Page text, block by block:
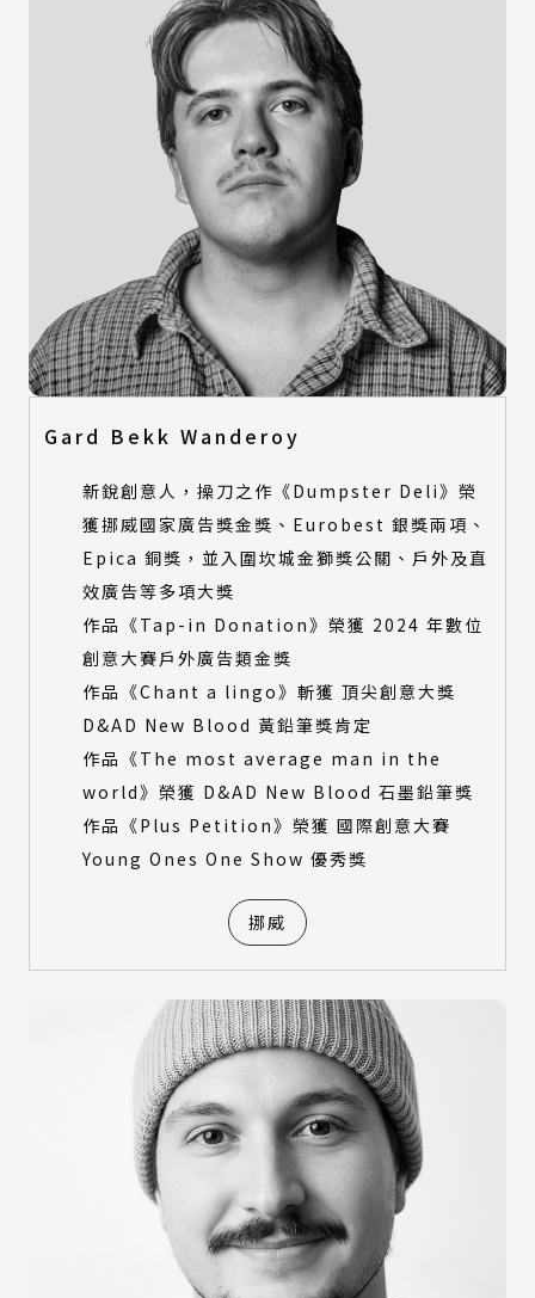
Gard Bekk Wanderoy
新銳創意人，操刀之作《Dumpster Deli》榮
獲挪威國家廣告獎金獎、Eurobest 銀獎兩項、
Epica 銅獎，並入圍坎城金獅獎公關、戶外及直
效廣告等多項大獎
作品《Tap-in Donation》榮獲 2024 年數位
創意大賽戶外廣告類金獎
作品《Chant a lingo》斬獲 頂尖創意大獎
D&AD New Blood 黃鉛筆獎肯定
作品《The most average man in the
world》榮獲 D&AD New Blood 石墨鉛筆獎
作品《Plus Petition》榮獲 國際創意大賽
Young Ones One Show 優秀獎
挪威